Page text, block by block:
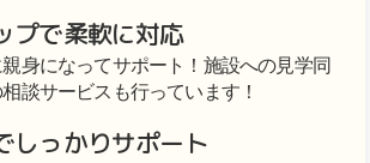
プで柔軟に対応
身になってサポート！施設への見学同
談サービスも行っています！
しっかりサポート